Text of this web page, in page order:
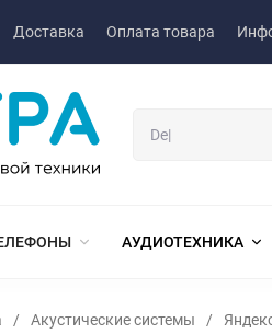
Доставка Оплата товара
АУДИОТЕХНИКА
/ Акустические системы /